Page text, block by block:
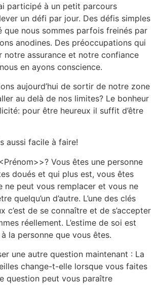
participé à un petit parcours
un défi par jour. Des défis simples
que nous sommes parfois freinés par
anodines. Des préoccupations qui
notre assurance et notre confiance
en ayons conscience.
aujourd’hui de sortir de notre zone
au delà de nos limites? Le bonheur
pour être heureux il suffit d’être
aussi facile à faire!
Vous êtes une personne
doués et qui plus est, vous êtes
ne peut vous remplacer et vous ne
quelqu’un d’autre. L’une des clés
c’est de se connaître et de s’accepter
réellement. L’estime de soi est
la personne que vous êtes.
une autre question maintenant : La
change-t-elle lorsque vous faites
question peut vous paraître